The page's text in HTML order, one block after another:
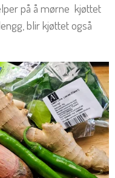
på å mørne kjøttet
blir kjøttet også